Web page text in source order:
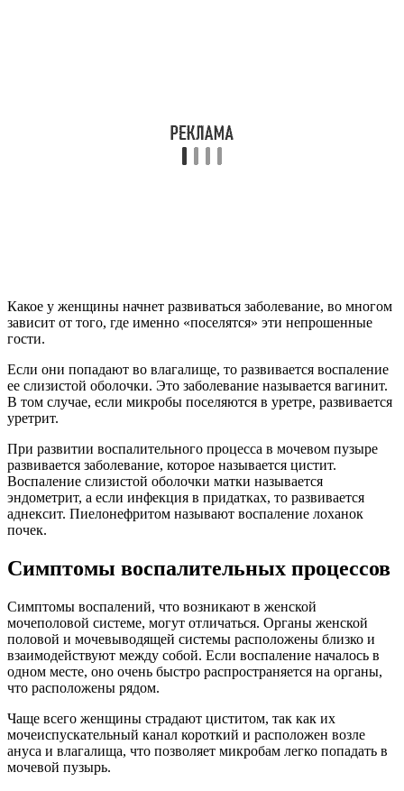
При развитии воспалительного процесса в мочевом пузыре
Симптомы воспалений, что возникают в женской
мочеполовой системе, могут отличаться. Органы женской
взаимодействуют между собой. Если воспаление началось в
одном месте, оно очень быстро распространяется на органы,
что расположены рядом.
мочеиспускательный канал короткий и расположен возле
ануса и влагалища, что позволяет микробам легко попадать в
мочевой пузырь.
Женщина может занести инфекцию в уретру, а потом и в
мочевой пузырь, если не будет соблюдать правила личной
вследствие полученной травмы вульвы.
развивается цистит, так как мочеиспускательный канал очень
короткий. Даже если инфекция в него попала, то она оттуда
вымывается мощным потоком мочи.
Основные симптомы цистита: во время мочеиспускания у
женщины появляется сильное жжение и боль, часто позывы к
несколько капель мочи, в надлобковой части появляется
чувство тяжести и дискомфорта. Кроме этого, симптомы
цистита могут быть в виде повышения температуры тела,
общем ухудшении состояния здоровья.